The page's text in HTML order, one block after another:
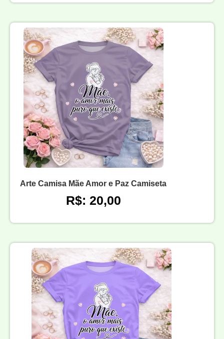
Arte Camisa Mãe Amor e Paz Camiseta
R$: 20,00